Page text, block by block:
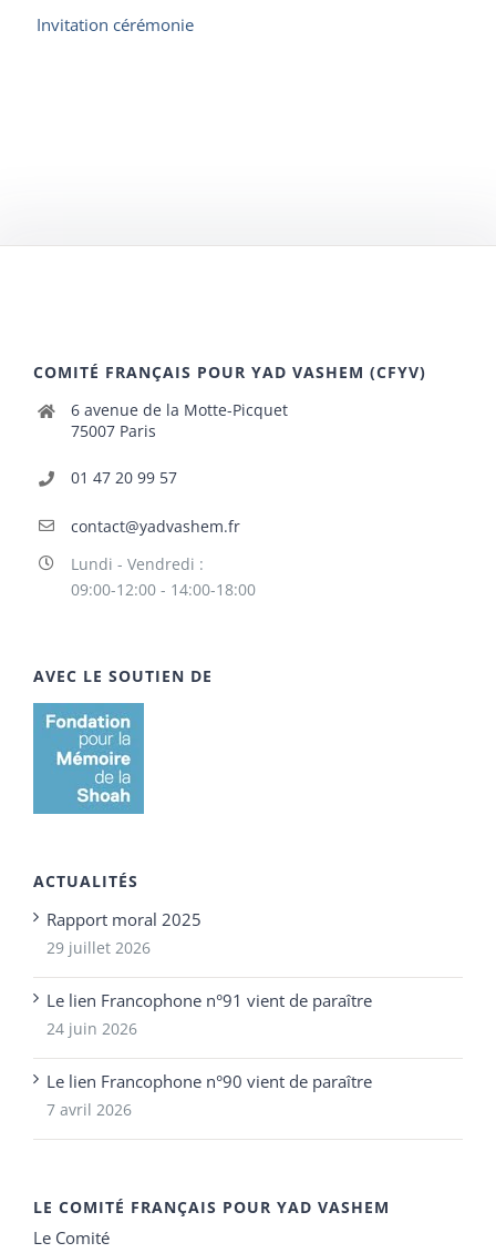
Invitation cérémonie
COMITÉ FRANÇAIS POUR YAD VASHEM (CFYV)
6 avenue de la Motte-Picquet
75007 Paris
01 47 20 99 57
contact@yadvashem.fr
Lundi - Vendredi :
09:00-12:00 - 14:00-18:00
AVEC LE SOUTIEN DE
ACTUALITÉS
Rapport moral 2025
29 juillet 2026
Le lien Francophone n°91 vient de paraître
24 juin 2026
Le lien Francophone n°90 vient de paraître
7 avril 2026
LE COMITÉ FRANÇAIS POUR YAD VASHEM
Le Comité